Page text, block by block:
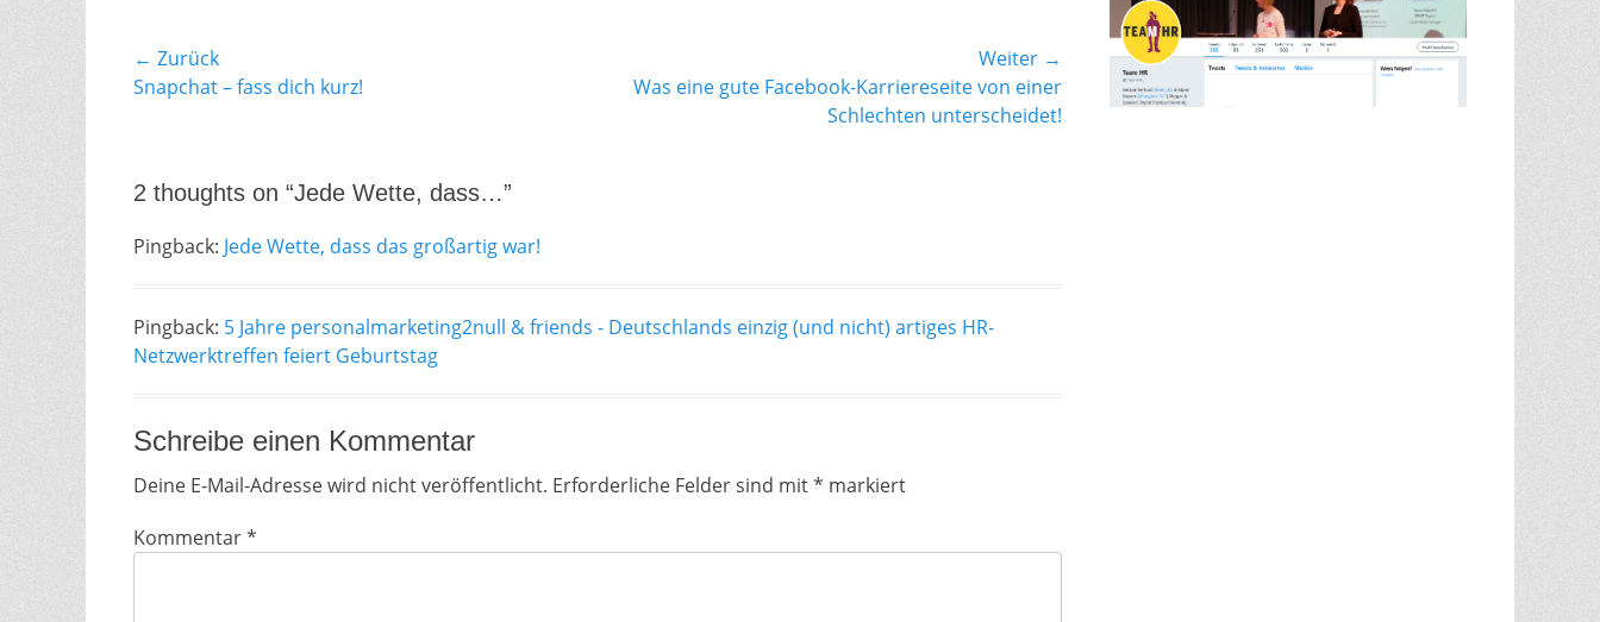
Beitragsnavigation
← Zurück
Vorheriger
Snapchat – fass dich kurz!
Weiter →
Nächster
Was eine gute Facebook-Karriereseite von einer
Schlechten unterscheidet!
2 thoughts on “Jede Wette, dass…”
Pingback: Jede Wette, dass das großartig war!
Pingback: 5 Jahre personalmarketing2null & friends - Deutschlands einzig (und nicht) artiges HR-
Netzwerktreffen feiert Geburtstag
Schreibe einen Kommentar
Deine E-Mail-Adresse wird nicht veröffentlicht. Erforderliche Felder sind mit* markiert
Kommentar*